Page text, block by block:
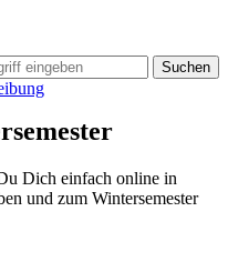
Suchen
Dich einfach online in
und zum Wintersemester